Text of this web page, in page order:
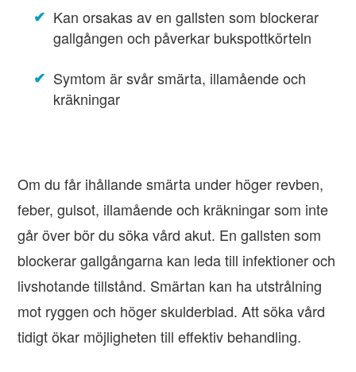
Kan orsakas av en gallsten som blockerar
gallgången och påverkar bukspottkörteln
Symtom är svår smärta, illamående och
kräkningar
Om du får ihållande smärta under höger revben,
feber, gulsot, illamående och kräkningar som inte
går över bör du söka vård akut. En gallsten som
blockerar gallgångarna kan leda till infektioner och
livshotande tillstånd. Smärtan kan ha utstrålning
mot ryggen och höger skulderblad. Att söka vård
tidigt ökar möjligheten till effektiv behandling.